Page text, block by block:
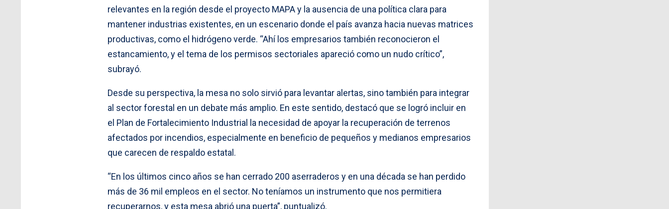
relevantes en la región desde el proyecto MAPA y la ausencia de una política clara para
mantener industrias existentes, en un escenario donde el país avanza hacia nuevas matrices
productivas, como el hidrógeno verde. “Ahí los empresarios también reconocieron el
estancamiento, y el tema de los permisos sectoriales apareció como un nudo crítico”,
subrayó.
Desde su perspectiva, la mesa no solo sirvió para levantar alertas, sino también para integrar
al sector forestal en un debate más amplio. En este sentido, destacó que se logró incluir en
el Plan de Fortalecimiento Industrial la necesidad de apoyar la recuperación de terrenos
afectados por incendios, especialmente en beneficio de pequeños y medianos empresarios
que carecen de respaldo estatal.
“En los últimos cinco años se han cerrado 200 aserraderos y en una década se han perdido
más de 36 mil empleos en el sector. No teníamos un instrumento que nos permitiera
recuperarnos, y esta mesa abrió una puerta”, puntualizó.